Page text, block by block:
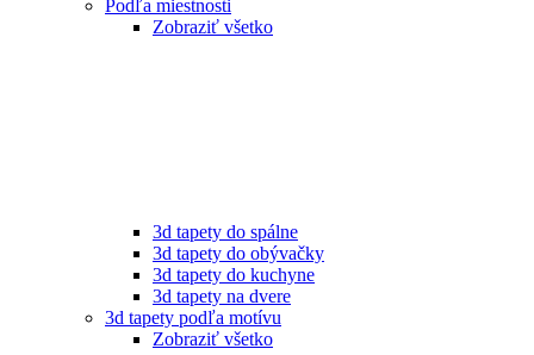
Podľa miestnosti
Zobraziť všetko
3d tapety do spálne
3d tapety do obývačky
3d tapety do kuchyne
3d tapety na dvere
3d tapety podľa motívu
Zobraziť všetko